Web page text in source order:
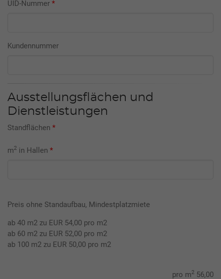
UID-Nummer *
Kundennummer
Ausstellungsflächen und
Dienstleistungen
Standflächen *
m2 in Hallen *
Preis ohne Standaufbau, Mindestplatzmiete
ab 40 m2 zu EUR 54,00 pro m2
ab 60 m2 zu EUR 52,00 pro m2
ab 100 m2 zu EUR 50,00 pro m2
pro m2 56,00